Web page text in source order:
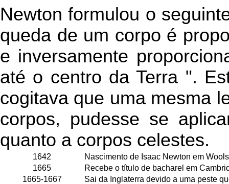
Newton formulou o
queda de um corpo é
e inversamente
até o centro da Terra ".
cogitava que uma mesma
corpos, pudesse se
quanto a corpos celestes.
1642
Nascimento de Isaac Newton em
1665
Recebe o título de bacharel em
1665-1667
Sai da Inglaterra devido a uma peste